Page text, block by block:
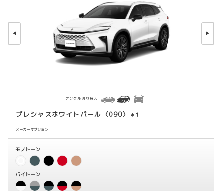
プレシャスホワイトパール〈090〉 ＊1
メーカーオプション
アングル切り替え
モノトーン
バイトーン